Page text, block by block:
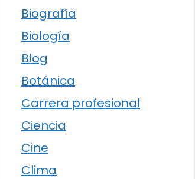
Biografía
Biología
Blog
Botánica
Carrera profesional
Ciencia
Cine
Clima